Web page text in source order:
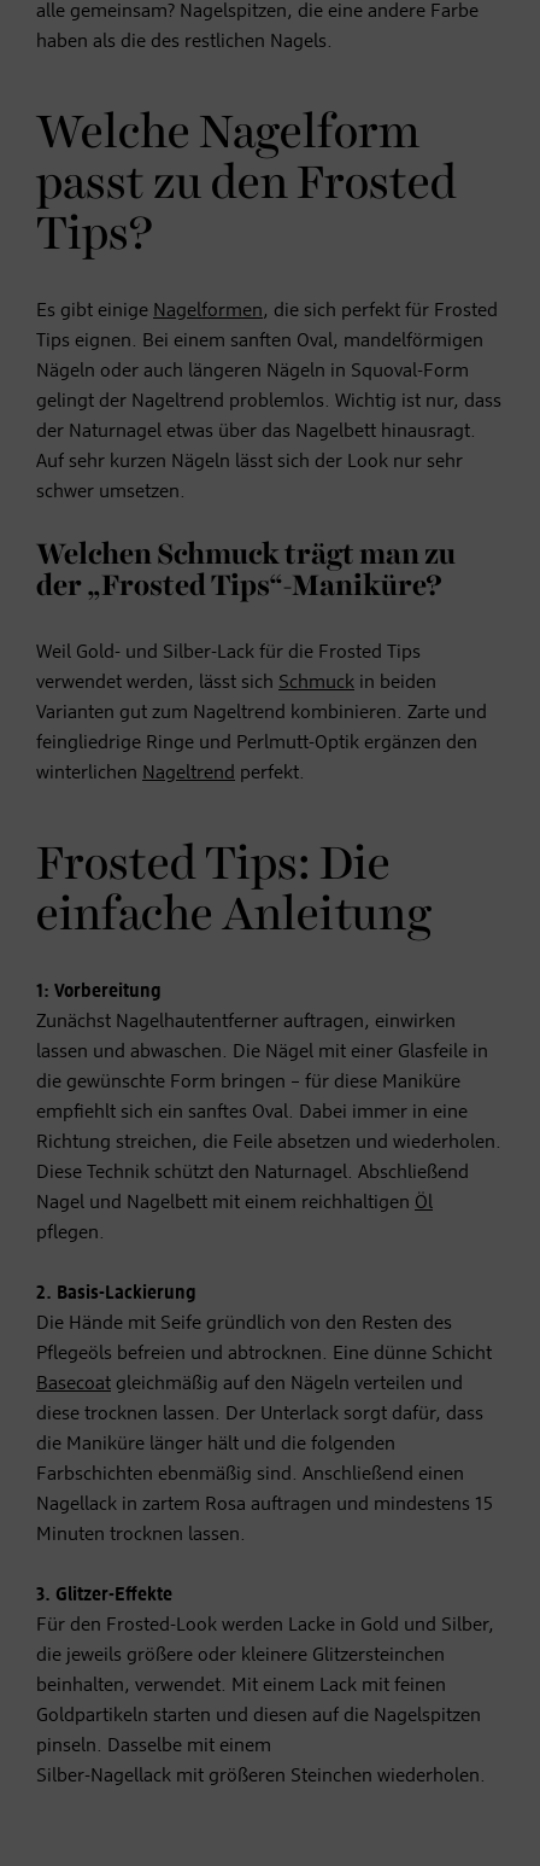
alle gemeinsam? Nagelspitzen, die eine andere Farbe
haben als die des restlichen Nagels.
Welche Nagelform
passt zu den Frosted
Tips?
Es gibt einige Nagelformen, die sich perfekt für Frosted
Tips eignen. Bei einem sanften Oval, mandelförmigen
Nägeln oder auch längeren Nägeln in Squoval-Form
gelingt der Nageltrend problemlos. Wichtig ist nur, dass
der Naturnagel etwas über das Nagelbett hinausragt.
Auf sehr kurzen Nägeln lässt sich der Look nur sehr
schwer umsetzen.
Welchen Schmuck trägt man zu
der „Frosted Tips“-Maniküre?
Weil Gold- und Silber-Lack für die Frosted Tips
verwendet werden, lässt sich Schmuck in beiden
Varianten gut zum Nageltrend kombinieren. Zarte und
feingliedrige Ringe und Perlmutt-Optik ergänzen den
winterlichen Nageltrend perfekt.
Frosted Tips: Die
einfache Anleitung
1: Vorbereitung
Zunächst Nagelhautentferner auftragen, einwirken
lassen und abwaschen. Die Nägel mit einer Glasfeile in
die gewünschte Form bringen – für diese Maniküre
empfiehlt sich ein sanftes Oval. Dabei immer in eine
Richtung streichen, die Feile absetzen und wiederholen.
Diese Technik schützt den Naturnagel. Abschließend
Nagel und Nagelbett mit einem reichhaltigen Öl
pflegen.
2. Basis-Lackierung
Die Hände mit Seife gründlich von den Resten des
Pflegeöls befreien und abtrocknen. Eine dünne Schicht
Basecoat gleichmäßig auf den Nägeln verteilen und
diese trocknen lassen. Der Unterlack sorgt dafür, dass
die Maniküre länger hält und die folgenden
Farbschichten ebenmäßig sind. Anschließend einen
Nagellack in zartem Rosa auftragen und mindestens 15
Minuten trocknen lassen.
3. Glitzer-Effekte
Für den Frosted-Look werden Lacke in Gold und Silber,
die jeweils größere oder kleinere Glitzersteinchen
beinhalten, verwendet. Mit einem Lack mit feinen
Goldpartikeln starten und diesen auf die Nagelspitzen
pinseln. Dasselbe mit einem
Silber-Nagellack mit größeren Steinchen wiederholen.